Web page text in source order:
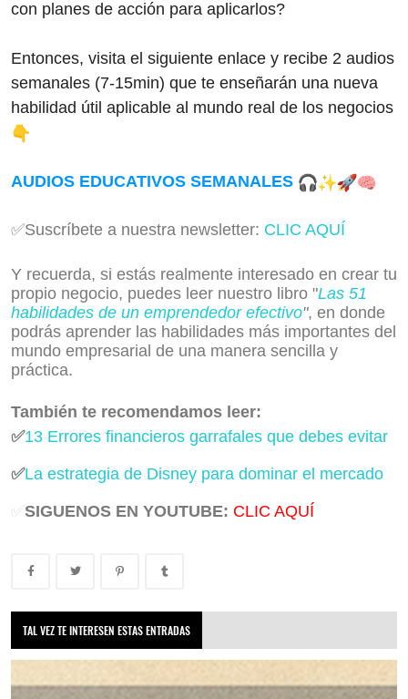
con planes de acción para aplicarlos?
Entonces, visita el siguiente enlace y recibe 2 audios
semanales (7-15min) que te enseñarán una nueva
habilidad útil aplicable al mundo real de los negocios
AUDIOS EDUCATIVOS SEMANALES
✅Suscríbete a nuestra newsletter: CLIC AQUÍ
Y recuerda, si estás realmente interesado en crear tu
propio negocio, puedes leer nuestro libro "Las 51
habilidades de un emprendedor efectivo", en donde
podrás aprender las habilidades más importantes del
mundo empresarial de una manera sencilla y
práctica.
También te recomendamos leer:
✅13 Errores financieros garrafales que debes evitar
✅La estrategia de Disney para dominar el mercado
✅ SIGUENOS EN YOUTUBE: CLIC AQUÍ
TAL VEZ TE INTERESEN ESTAS ENTRADAS